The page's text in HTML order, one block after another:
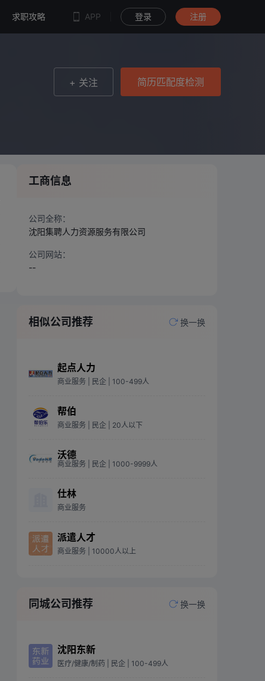
求职攻略 APP 登录 注册
+ 关注 简历匹配度检测
工商信息
公司全称：
沈阳集聘人力资源服务有限公司
公司网站：
--
相似公司推荐 换一换
起点人力
商业服务 | 民企 | 100-499人
帮伯
商业服务 | 民企 | 20人以下
沃德
商业服务 | 民企 | 1000-9999人
仕林
商业服务
派遣人才
商业服务 | 10000人以上
同城公司推荐 换一换
沈阳东新
医疗/健康/制药 | 民企 | 100-499人